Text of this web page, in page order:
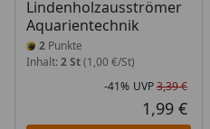
in ProzentPreis
Preis
Lindenholzausströmer
Aquarientechnik
2Punkte
Inhalt: 2 St(1,00 €/St)
-41% UVP3,39 €
1,99 €